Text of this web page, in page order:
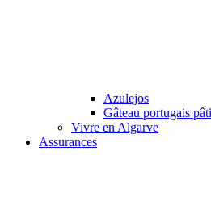
Azulejos
Gâteau portugais
Vivre en Algarve
Assurances